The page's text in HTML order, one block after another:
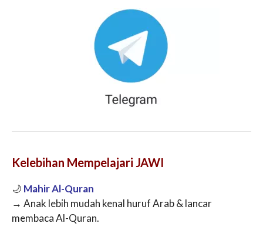
Kelebihan Mempelajari JAWI
🌙 Mahir Al-Quran
→ Anak lebih mudah kenal huruf Arab & lancar
membaca Al-Quran.